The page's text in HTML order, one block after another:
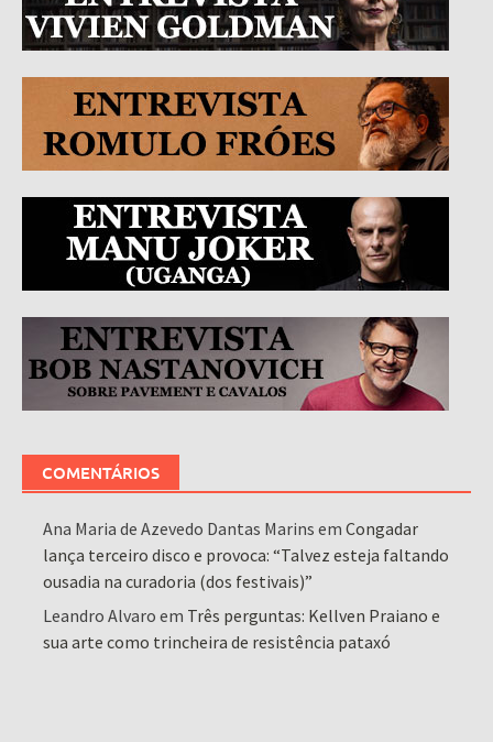
COMENTÁRIOS
Ana Maria de Azevedo Dantas Marins emCongadar
lança terceiro disco e provoca: “Talvez esteja faltando
ousadia na curadoria (dos festivais)”
Leandro Alvaro em Três perguntas: Kellven Praiano e
sua arte como trincheira de resistência pataxó